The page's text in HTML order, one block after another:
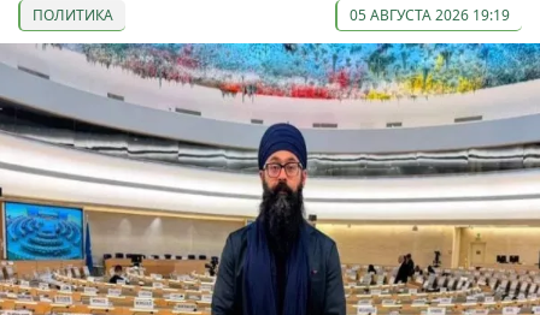
ПОЛИТИКА 05 АВГУСТА 2026 19:19